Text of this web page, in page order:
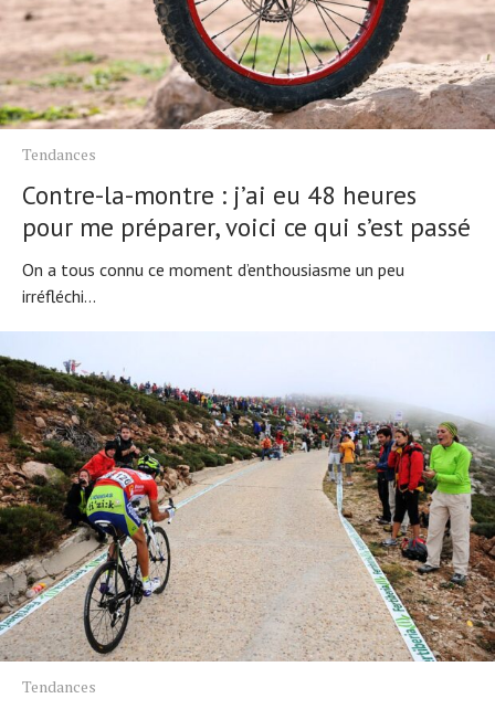
Tendances
Contre-la-montre : j’ai eu 48 heures
pour me préparer, voici ce qui s’est passé
On a tous connu ce moment d’enthousiasme un peu
irréfléchi...
Tendances
Actualités
Technologies
Tests de produits
Conseils
Tendances
Tous nos articles